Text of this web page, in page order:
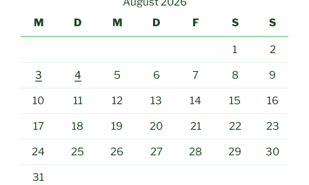
M
D M D F S S
1 2
3 4 5 6 7 8 9
10 11 12 13 14 15 16
17 18 19 20 21 22 23
24 25 26 27 28 29 30
31